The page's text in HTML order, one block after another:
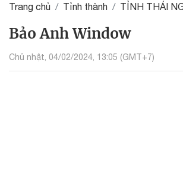
Trang chủ Tỉnh thành TỈNH THÁI
Bảo Anh Window
Chủ nhật, 04/02/2024, 13:05 (GMT+7)